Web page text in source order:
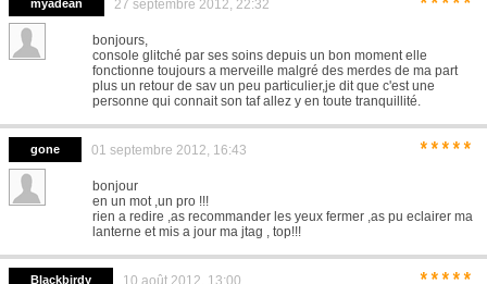
myadean 27 septembre 2012, 22:32 *****
bonjours,
console glitché par ses soins depuis un bon moment elle
fonctionne toujours a merveille malgré des merdes de ma part
plus un retour de sav un peu particulier,je dit que c'est une
personne qui connait son taf allez y en toute tranquillité.
gone 01 septembre 2012, 16:43 *****
bonjour
en un mot ,un pro !!!
rien a redire ,as recommander les yeux fermer ,as pu eclairer ma
lanterne et mis a jour ma jtag , top!!!
Blackbirdy 10 août 2012, 13:00